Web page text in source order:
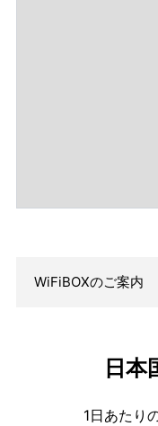
WiFiBOXのご案内
日本
1日あたり